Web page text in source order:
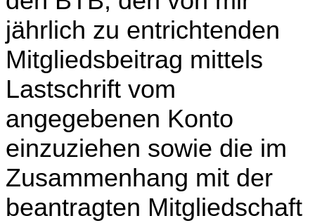
jährlich zu entrichtenden
Mitgliedsbeitrag mittels
Lastschrift vom
angegebenen Konto
einzuziehen sowie die im
Zusammenhang mit der
beantragten Mitgliedschaft